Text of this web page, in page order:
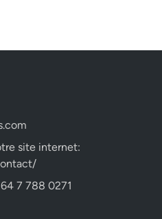
site internet:
7 788 0271